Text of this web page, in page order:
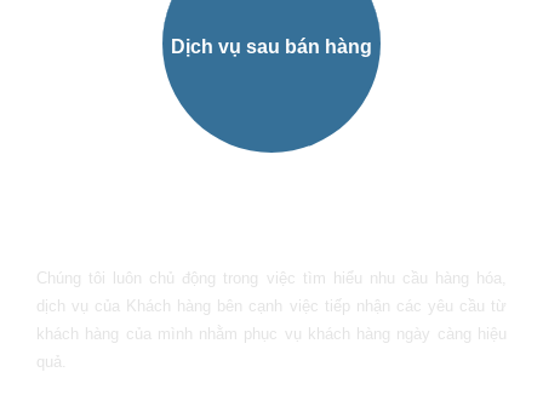
Dịch vụ sau bán hàng
Chúng tôi luôn chủ động trong việc tìm hiểu nhu cầu hàng hóa,
dịch vụ của Khách hàng bên cạnh việc tiếp nhận các yêu cầu từ
khách hàng của mình nhằm phục vụ khách hàng ngày càng hiệu
quả.